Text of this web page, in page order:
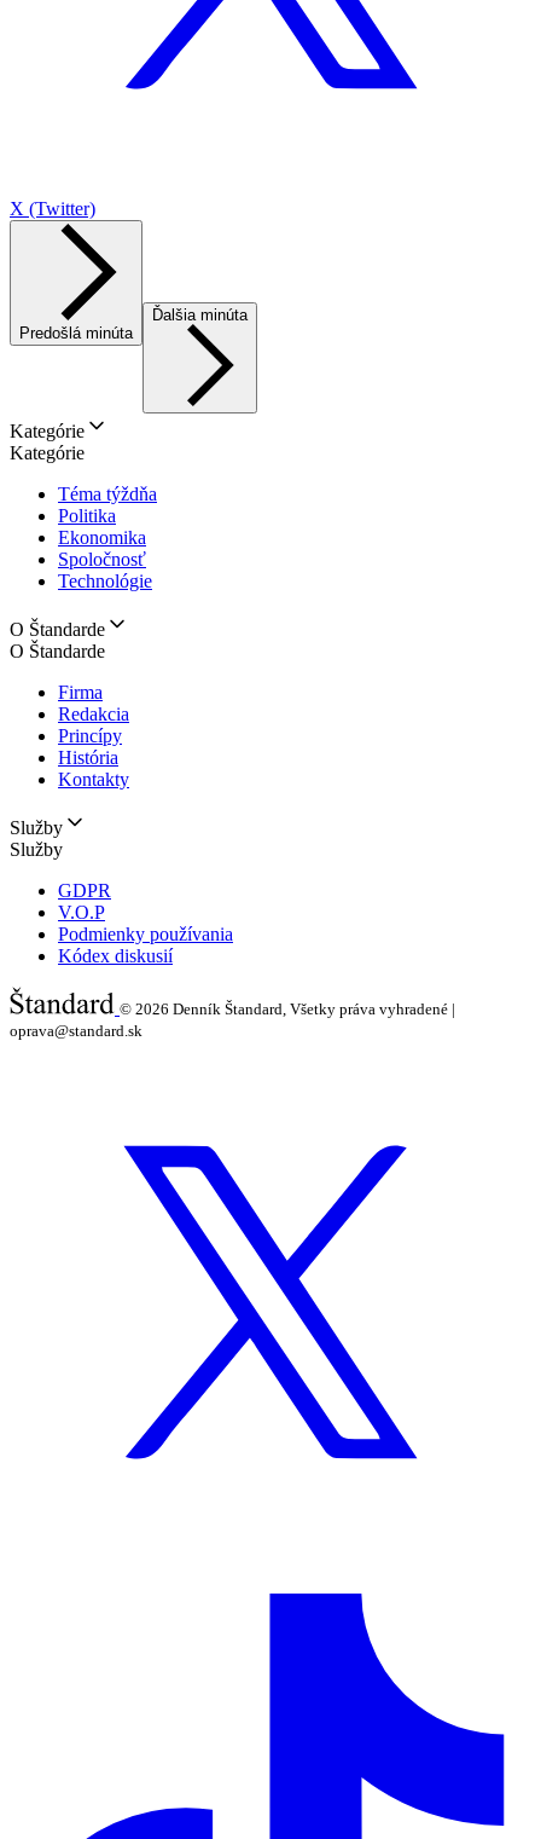
X (Twitter)
Predošlá minúta
Ďalšia minúta
Kategórie
Kategórie
Téma týždňa
Politika
Ekonomika
Spoločnosť
Technológie
O Štandarde
O Štandarde
Firma
Redakcia
Princípy
História
Kontakty
Služby
Služby
GDPR
V.O.P
Podmienky používania
Kódex diskusií
© 2026 Denník Štandard, Všetky práva vyhradené |
oprava@standard.sk